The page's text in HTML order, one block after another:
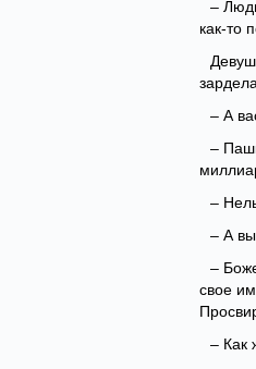
–
как-то
– А
–
–
– А
–
свое
– Как